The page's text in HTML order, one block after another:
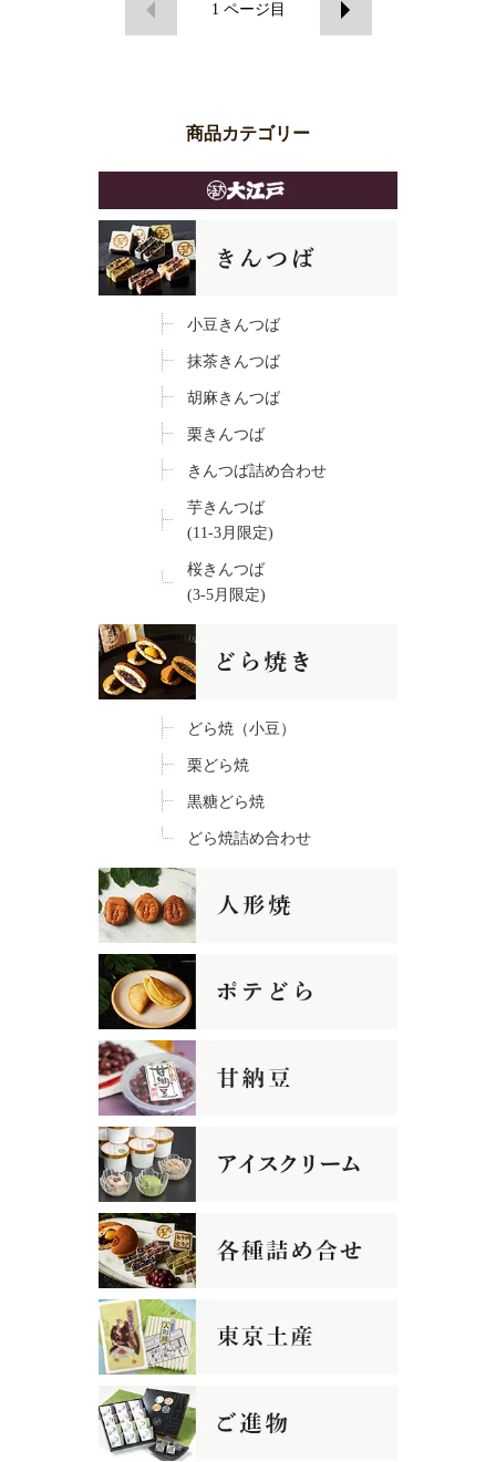
1 ページ目
商品カテゴリー
小豆きんつば
抹茶きんつば
胡麻きんつば
栗きんつば
きんつば詰め合わせ
芋きんつば
(11-3月限定)
桜きんつば
(3-5月限定)
どら焼（小豆）
栗どら焼
黒糖どら焼
どら焼詰め合わせ